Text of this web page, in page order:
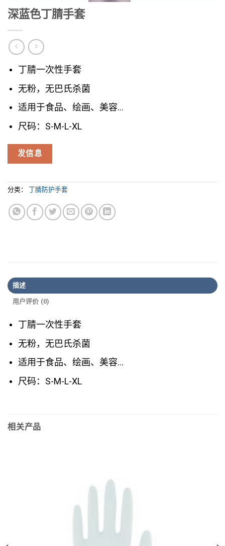
深蓝色丁腈手套
丁腈一次性手套
无粉，无巴氏杀菌
适用于食品、绘画、美容…
尺码：S-M-L-XL
发信息
分类： 丁腈防护手套
描述
用户评价 (0)
丁腈一次性手套
无粉，无巴氏杀菌
适用于食品、绘画、美容…
尺码：S-M-L-XL
相关产品